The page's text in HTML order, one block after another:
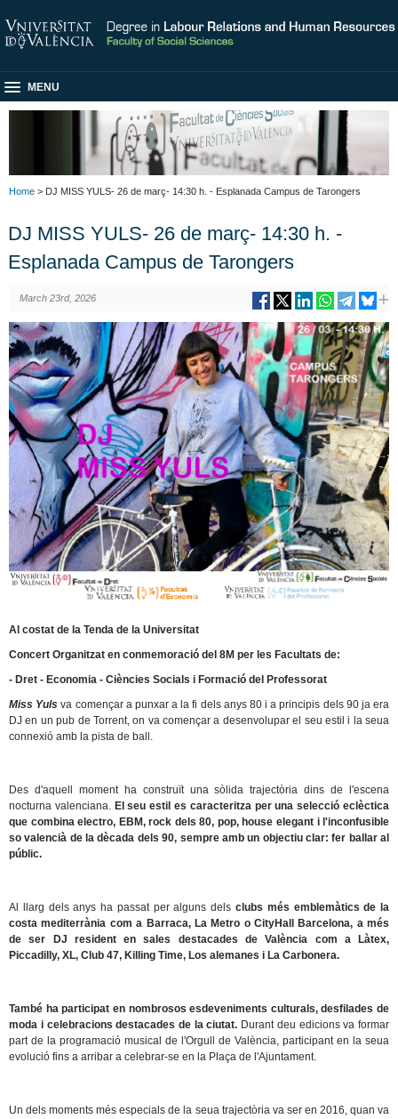
MENU
Home > DJ MISS YULS- 26 de març- 14:30 h. - Esplanada Campus de Tarongers
DJ MISS YULS- 26 de març- 14:30 h. -
Esplanada Campus de Tarongers
March 23rd, 2026
Al costat de la Tenda de la Universitat
Concert Organitzat en conmemoració del 8M per les Facultats de:
- Dret - Economia - Ciències Socials i Formació del Professorat
Miss Yuls va començar a punxar a la fi dels anys 80 i a principis dels 90 ja era
DJ en un pub de Torrent, on va començar a desenvolupar el seu estil i la seua
connexió amb la pista de ball.
Des d'aquell moment ha construït una sòlida trajectòria dins de l'escena
nocturna valenciana.El seu estil es caracteritza per una selecció eclèctica
que combina electro, EBM, rock dels 80, pop, house elegant i l'inconfusible
so valencià de la dècada dels 90, sempre amb un objectiu clar: fer ballar al
públic.
Al llarg dels anys ha passat per alguns dels clubs més emblemàtics de la
costa mediterrània com a Barraca, La Metro o CityHall Barcelona, a més
de ser DJ resident en sales destacades de València com a Làtex,
Piccadilly, XL, Club 47, Killing Time, Los alemanes i La Carbonera.
També ha participat en nombrosos esdeveniments culturals, desfilades de
moda i celebracions destacades de la ciutat. Durant deu edicions va formar
part de la programació musical de l'Orgull de València, participant en la seua
evolució fins a arribar a celebrar-se en la Plaça de l'Ajuntament.
Un dels moments més especials de la seua trajectòria va ser en 2016, quan va